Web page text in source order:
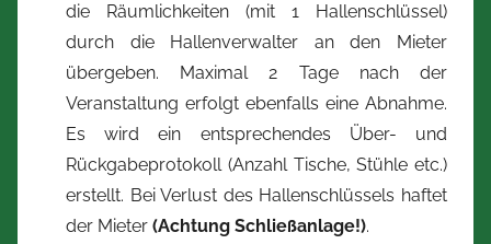
die Räumlichkeiten (mit 1 Hallenschlüssel)
durch die Hallenverwalter an den Mieter
übergeben. Maximal 2 Tage nach der
Veranstaltung erfolgt ebenfalls eine Abnahme.
Es wird ein entsprechendes Über- und
Rückgabeprotokoll (Anzahl Tische, Stühle etc.)
erstellt. Bei Verlust des Hallenschlüssels haftet
der Mieter (Achtung Schließanlage!).